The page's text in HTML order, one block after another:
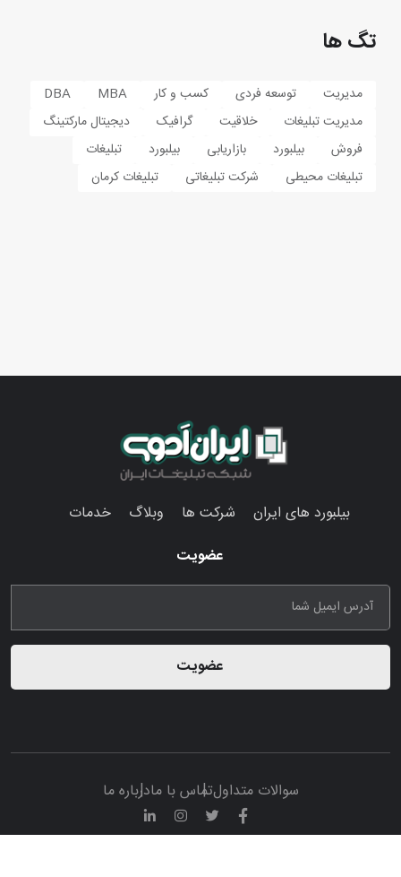
تگ ها
مدیریت توسعه فردی کسب و کار MBA
DBA
مدیریت تبلیغات
خلاقیت گرافیک
دیجیتال مارکتینگ
فروش
بیلبورد بازاریابی بیلبورد
تبلیغات
تبلیغات محیطی
شرکت تبلیغاتی تبلیغات کرمان
بیلبورد های ایران شرکت ها وبلاگ
خدمات
عضویت
عضویت
سوالات متداولتماس با مادرباره ما